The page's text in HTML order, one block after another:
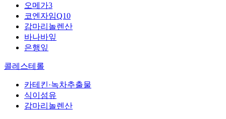
오메가3
코엔자임Q10
감마리놀렌산
바나바잎
은행잎
콜레스테롤
카테킨·녹차추출물
식이섬유
감마리놀렌산